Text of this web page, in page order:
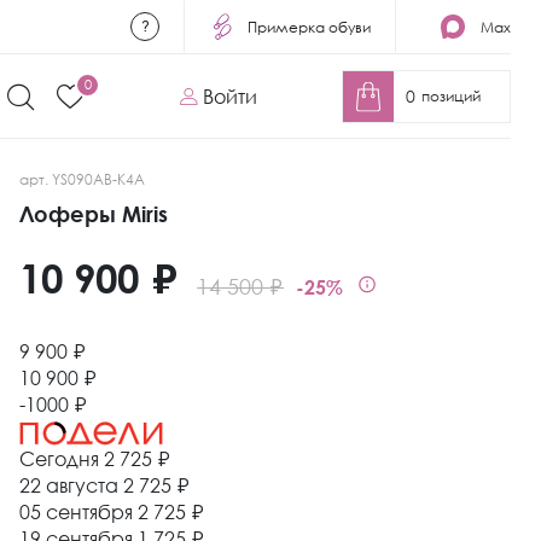
Примерка обуви Max
0
Войти 0 позиций
арт. YS090AB-K4A
Лоферы Miris
14 500 ₽ -25%
10 900 ₽
9 900 ₽
10 900 ₽
-1000 ₽
Сегодня 2 725 ₽
22 августа 2 725 ₽
05 сентября 2 725 ₽